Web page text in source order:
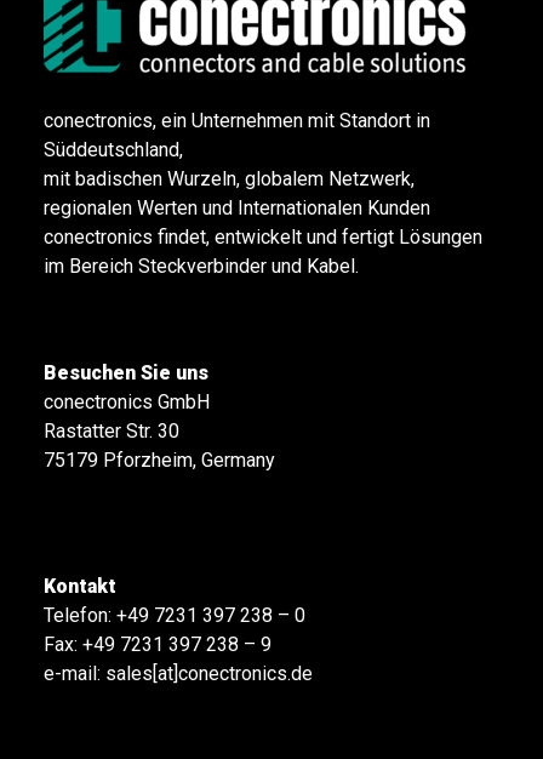
conectronics, ein Unternehmen mit Standort in
Süddeutschland,
mit badischen Wurzeln, globalem Netzwerk,
regionalen Werten und Internationalen Kunden
conectronics findet, entwickelt und fertigt Lösungen
im Bereich Steckverbinder und Kabel.
Besuchen Sie uns
conectronics GmbH
Rastatter Str. 30
75179 Pforzheim, Germany
Kontakt
Telefon: +49 7231 397 238 – 0
Fax: +49 7231 397 238 – 9
e-mail: sales[at]conectronics.de